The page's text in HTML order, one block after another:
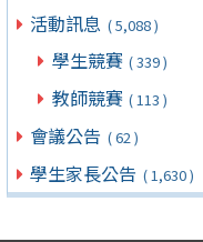
活動訊息 ( 5,088 )
學生競賽 ( 339 )
教師競賽 ( 113 )
會議公告 ( 62 )
學生家長公告 ( 1,630 )